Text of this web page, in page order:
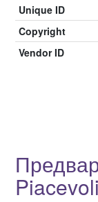
Unique ID
Copyright
Vendor ID
Piacevoli